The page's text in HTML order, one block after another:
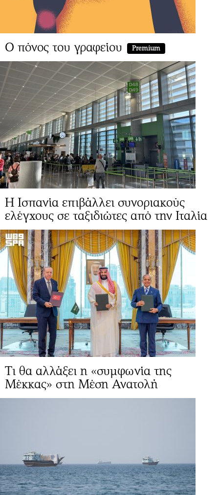
Ο πόνος του γραφείου Premium
Η Ισπανία επιβάλλει συνοριακούς
ελέγχους σε ταξιδιώτες από την Ιταλία
Τι θα αλλάξει η «συμφωνία της
Μέκκας» στη Μέση Ανατολή